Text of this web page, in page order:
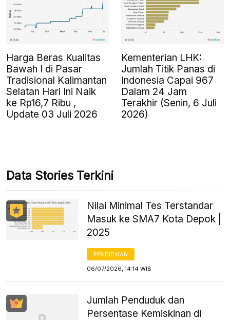
Harga Beras Kualitas
Bawah I di Pasar
Tradisional Kalimantan
Selatan Hari Ini Naik
ke Rp16,7 Ribu ,
Update 03 Juli 2026
Kementerian LHK:
Jumlah Titik Panas di
Indonesia Capai 967
Dalam 24 Jam
Terakhir (Senin, 6 Juli
2026)
Data Stories Terkini
Nilai Minimal Tes Terstandar
Masuk ke SMA7 Kota Depok |
2025
PENDIDIKAN
06/07/2026, 14:14 WIB
Jumlah Penduduk dan
Persentase Kemiskinan di